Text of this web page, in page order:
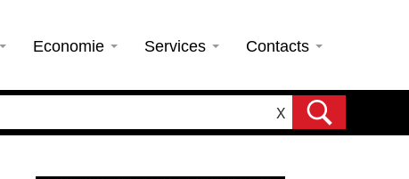
Economie Services Contacts
X